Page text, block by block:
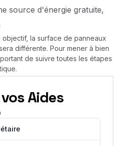
source d'énergie gratuite,
la surface de panneaux
différente. Pour mener à bien
de suivre toutes les étapes
Aides